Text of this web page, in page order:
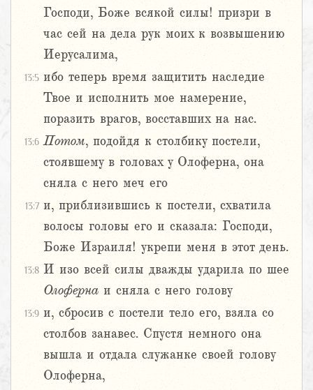
Господи, Боже всякой силы! призри в
час сей на дела рук моих к возвышению
Иерусалима,
13:5 ибо теперь время защитить наследие
Твое и исполнить мое намерение,
поразить врагов, восставших на нас.
13:6 Потом, подойдя к столбику постели,
стоявшему в головах у Олоферна, она
сняла с него меч его
13:7 и, приблизившись к постели, схватила
волосы головы его и сказала: Господи,
Боже Израиля! укрепи меня в этот день.
13:8 И изо всей силы дважды ударила по шее
Олоферна и сняла с него голову
13:9 и, сбросив с постели тело его, взяла со
столбов занавес. Спустя немного она
вышла и отдала служанке своей голову
Олоферна,